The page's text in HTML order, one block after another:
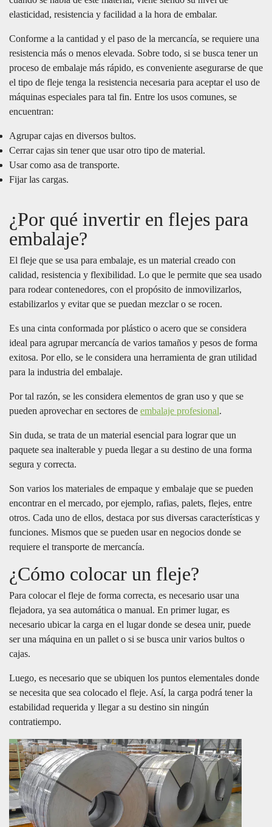
elasticidad, resistencia y facilidad a la hora de embalar.
Conforme a la cantidad y el paso de la mercancía, se requiere una
resistencia más o menos elevada. Sobre todo, si se busca tener un
proceso de embalaje más rápido, es conveniente asegurarse de que
el tipo de fleje tenga la resistencia necesaria para aceptar el uso de
máquinas especiales para tal fin. Entre los usos comunes, se
encuentran:
Agrupar cajas en diversos bultos.
Cerrar cajas sin tener que usar otro tipo de material.
Usar como asa de transporte.
Fijar las cargas.
¿Por qué invertir en flejes para
embalaje?
El fleje que se usa para embalaje, es un material creado con
calidad, resistencia y flexibilidad. Lo que le permite que sea usado
para rodear contenedores, con el propósito de inmovilizarlos,
estabilizarlos y evitar que se puedan mezclar o se rocen.
Es una cinta conformada por plástico o acero que se considera
ideal para agrupar mercancía de varios tamaños y pesos de forma
exitosa. Por ello, se le considera una herramienta de gran utilidad
para la industria del embalaje.
Por tal razón, se les considera elementos de gran uso y que se
pueden aprovechar en sectores de embalaje profesional.
Sin duda, se trata de un material esencial para lograr que un
paquete sea inalterable y pueda llegar a su destino de una forma
segura y correcta.
Son varios los materiales de empaque y embalaje que se pueden
encontrar en el mercado, por ejemplo, rafias, palets, flejes, entre
otros. Cada uno de ellos, destaca por sus diversas características y
funciones. Mismos que se pueden usar en negocios donde se
requiere el transporte de mercancía.
¿Cómo colocar un fleje?
Para colocar el fleje de forma correcta, es necesario usar una
flejadora, ya sea automática o manual. En primer lugar, es
necesario ubicar la carga en el lugar donde se desea unir, puede
ser una máquina en un pallet o si se busca unir varios bultos o
cajas.
Luego, es necesario que se ubiquen los puntos elementales donde
se necesita que sea colocado el fleje. Así, la carga podrá tener la
estabilidad requerida y llegar a su destino sin ningún
contratiempo.